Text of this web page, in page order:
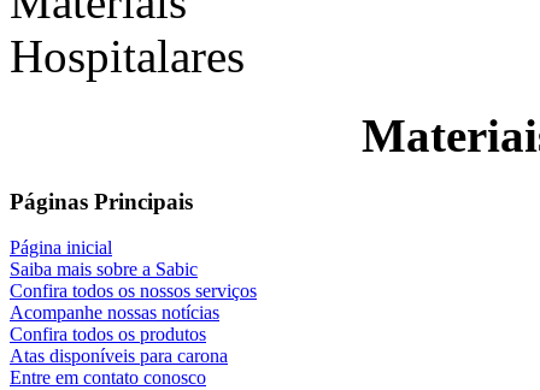
Páginas Principais
Página inicial
Saiba mais sobre a Sabic
Confira todos os nossos serviços
Acompanhe nossas notícias
Confira todos os produtos
Atas disponíveis para carona
Entre em contato conosco